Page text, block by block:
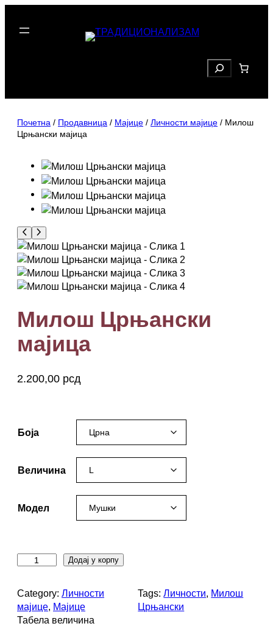
Search
Почетна / Продавница / Мајице / Личности мајице / Милош
Црњански мајица
Милош Црњански
мајица
2.200,00 рсд
Боја
Величина
Модел
о
ш
Ц
Додај у корпу
Category: Личности
мајице, Мајице
Tags:Личности, Милош
Црњански
Табела величина